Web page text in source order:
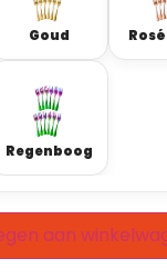
Goud
Regenboog
aan